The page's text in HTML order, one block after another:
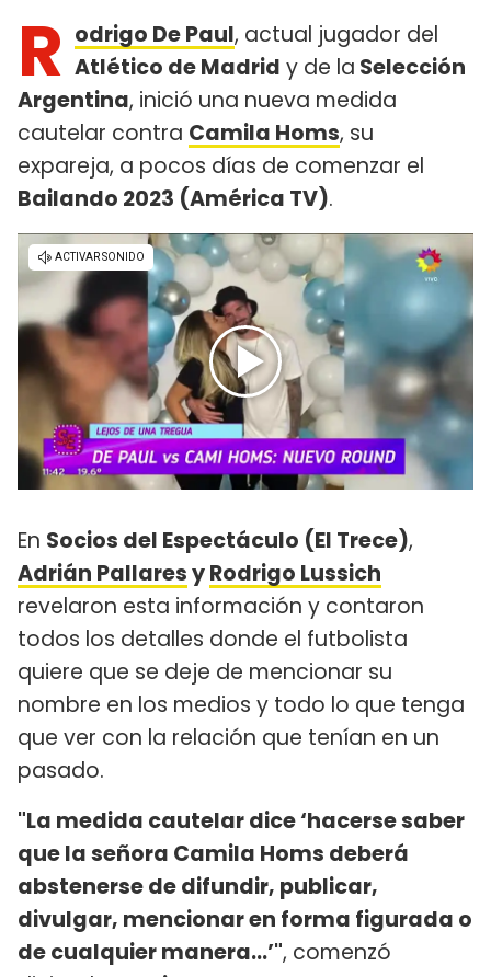
R odrigo De Paul, actual jugador del
Atlético de Madrid y de la Selección
Argentina, inició una nueva medida
cautelar contra Camila Homs, su
expareja, a pocos días de comenzar el
Bailando 2023 (América TV).
En Socios del Espectáculo (El Trece),
Adrián PallaresyRodrigo Lussich
revelaron esta información y contaron
todos los detalles donde el futbolista
quiere que se deje de mencionar su
nombre en los medios y todo lo que tenga
que ver con la relación que tenían en un
pasado.
"La medida cautelar dice ‘hacerse saber
que la señora Camila Homs deberá
abstenerse de difundir, publicar,
divulgar, mencionar en forma figurada o
de cualquier manera...’", comenzó